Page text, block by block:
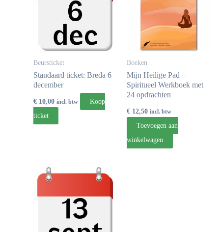
Beursticket
Standaard ticket: Breda 6
december
€ 10,00 incl. btw
Koop
ticket
Boeken
Mijn Heilige Pad –
Spiritueel Werkboek met
24 opdrachten
€ 12,50 incl. btw
Toevoegen aan
winkelwagen